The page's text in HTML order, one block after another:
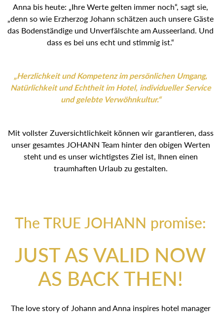
Anna bis heute: „Ihre Werte gelten immer noch“, sagt sie,
„denn so wie Erzherzog Johann schätzen auch unsere Gäste
das Bodenständige und Unverfälschte am Ausseerland. Und
dass es bei uns echt und stimmig ist.“
„Herzlichkeit und Kompetenz im persönlichen Umgang,
Natürlichkeit und Echtheit im Hotel, individueller Service
und gelebte Verwöhnkultur.“
Mit vollster Zuversichtlichkeit können wir garantieren, dass
unser gesamtes JOHANN Team hinter den obigen Werten
steht und es unser wichtigstes Ziel ist, Ihnen einen
traumhaften Urlaub zu gestalten.
The TRUE JOHANN promise:
JUST AS VALID NOW
AS BACK THEN!
The love story of Johann and Anna inspires hotel manager